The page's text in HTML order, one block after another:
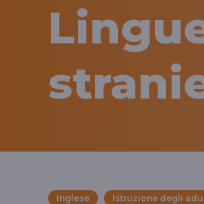
Inglese Istruzione degli